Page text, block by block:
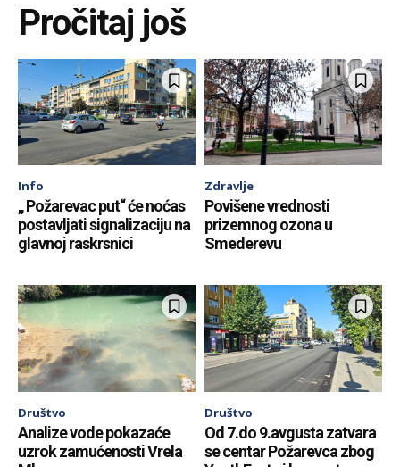
Pročitaj još
Info
„ Požarevac put“ će noćas
postavljati signalizaciju na
glavnoj raskrsnici
Zdravlje
Povišene vrednosti
prizemnog ozona u
Smederevu
Društvo
Analize vode pokazaće
uzrok zamućenosti Vrela
Društvo
Od 7.do 9.avgusta zatvara
se centar Požarevca zbog